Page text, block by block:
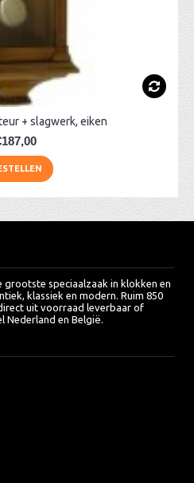
+ slagwerk, eiken
grootste speciaalzaak in klokken en
klassiek en modern. Ruim 850
uit voorraad leverbaar of
Nederland en België.